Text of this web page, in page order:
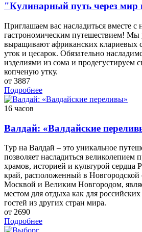
"Кулинарный путь через мир
Приглашаем вас насладиться вместе с
гастрономическим путешествием! Мы
выращивают африканских клариевых
уток и цесарок. Обязательно
изделиями из сома и продегустируем
копченую утку.
от 3887
Подробнее
16 часов
Валдай: «Валдайские
Тур на Валдай – это уникальное
позволяет насладиться великолепием
храмов, историей и культурой сердца
край, расположенный в Новгородской
Москвой и Великим Новгородом,
местом для отдыха как для
гостей из других стран мира.
от 2690
Подробнее